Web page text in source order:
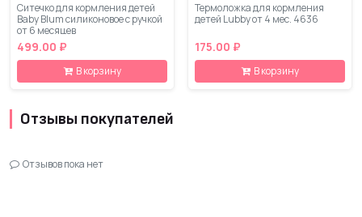
Ситечко для кормления детей
Baby Blum силиконовое с ручкой
от 6 месяцев
499.00 ₽
В корзину
Термоложка для кормления
детей Lubby от 4 мес. 4636
175.00 ₽
В корзину
Отзывы покупателей
Отзывов пока нет